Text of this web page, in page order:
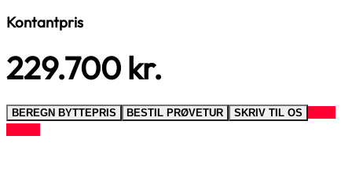
Kontantpris
229.700 kr.
BEREGN BYTTEPRIS BESTIL PRØVETUR SKRIV TIL OS